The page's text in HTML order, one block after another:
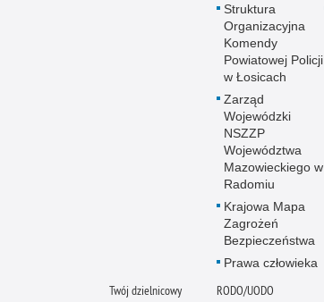
Struktura
Organizacyjna
Komendy
Powiatowej Policji
w Łosicach
Zarząd
Wojewódzki
NSZZP
Województwa
Mazowieckiego w
Radomiu
Krajowa Mapa
Zagrożeń
Bezpieczeństwa
Prawa człowieka
Twój dzielnicowy RODO/UODO